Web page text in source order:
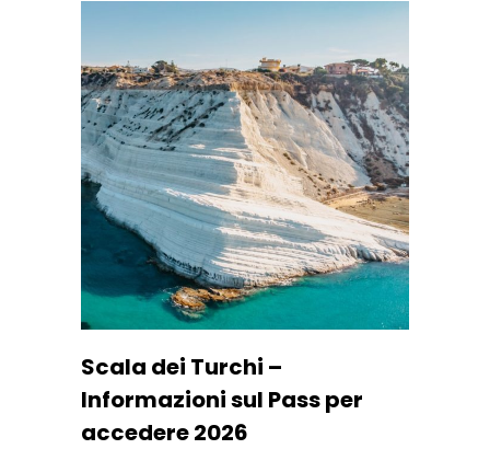
Scala dei Turchi –
Informazioni sul Pass per
accedere 2026